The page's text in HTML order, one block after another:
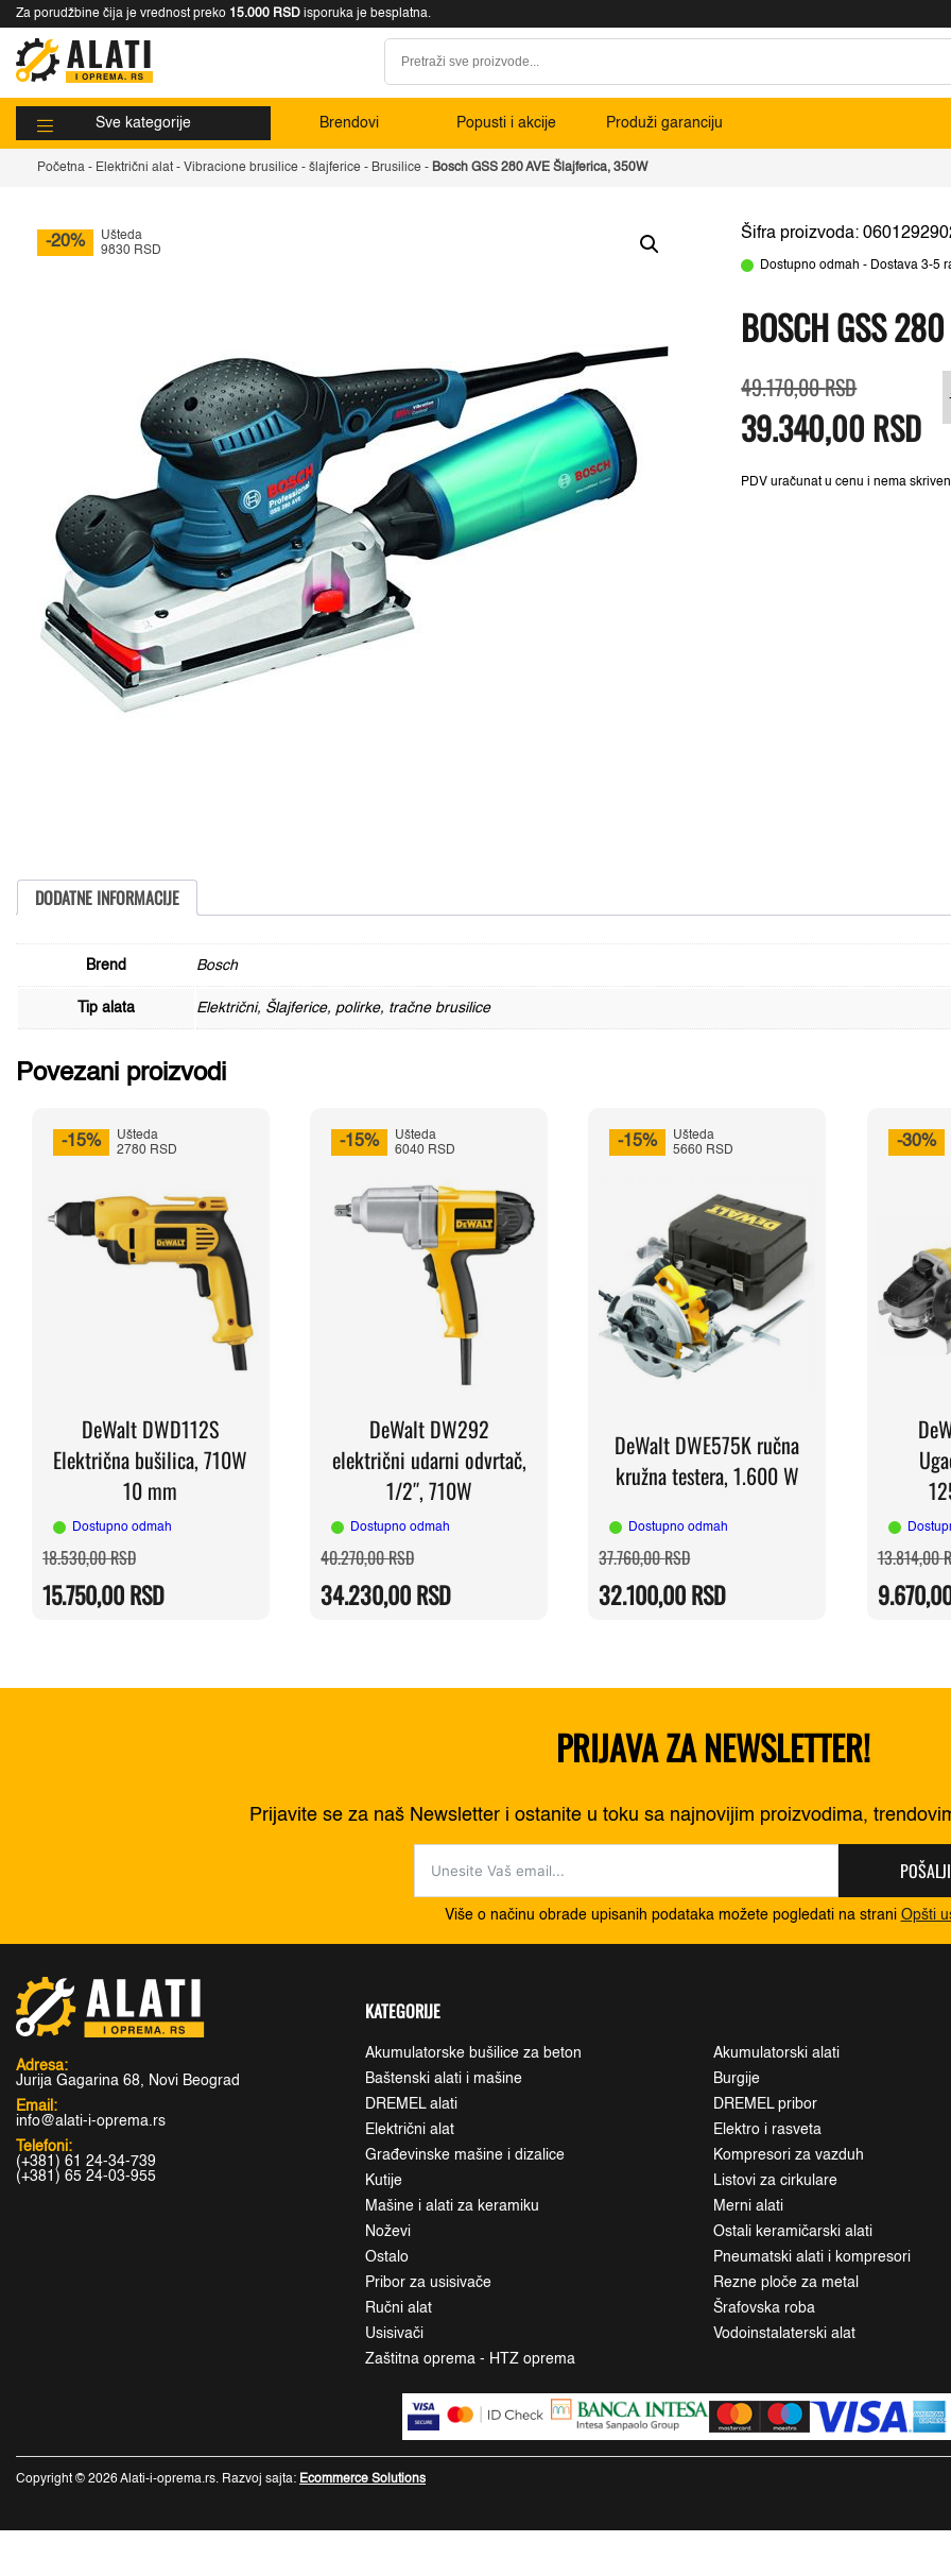
Za porudžbine čija je vrednost preko 15.000 RSD isporuka je besplatna.
Sve kategorije Brendovi Popusti i akcije Produži garanciju
Početna - Električni alat - Vibracione brusilice - šlajferice - Brusilice - Bosch GSS 280 AVE Šlajferica, 350W
-20%
Ušteda
9830 RSD
Šifra proizvoda:
Dostupno odmah - Dostava 3-5
BOSCH GSS
49.170,00RSDcena
je
bila:
49.170,00
39.340,00 RSD
cena
je:
39.340,00
PDV uračunat u cenu i nema
DODATNE INFORMACIJE
Brend Bosch
Tip alata Električni, Šlajferice, polirke, tračne brusilice
Povezani proizvodi
-15%
Ušteda
2780 RSD
DeWalt DWD112S
Električna bušilica, 710W
10 mm
Dostupno odmah
18.530,00RSDOriginalna
cena
bila:
18.530,00 RSD.
15.750,00RSD
Trenutna
cena
15.750,00 RSD.
-15%
Ušteda
6040 RSD
DeWalt DW292
električni udarni odvrtač,
1/2″, 710W
Dostupno odmah
40.270,00RSDOriginalna
cena
bila:
40.270,00 RSD.
34.230,00RSD
Trenutna
cena
34.230,00 RSD.
-15%
Ušteda
5660 RSD
DeWalt DWE575K ručna
kružna testera, 1.600 W
Dostupno odmah
37.760,00RSDOriginalna
cena
bila:
37.760,00 RSD.
32.100,00RSD
Trenutna
cena
32.100,00 RSD.
-30%
13.814,00
PRIJAVA ZA NEWSLETTER!
Prijavite se za naš Newsletter i ostanite u toku sa najnovijim proizvodima,
POŠALJI
Više o načinu obrade upisanih podataka možete pogledati na strani Opšti
Adresa:
Jurija Gagarina 68, Novi Beograd
Email:
info@alati-i-oprema.rs
Telefoni:
(+381) 61 24-34-739
(+381) 65 24-03-955
KATEGORIJE
Akumulatorske bušilice za beton
Akumulatorski alati
Baštenski alati i mašine
Burgije
DREMEL alati
DREMEL pribor
Električni alat
Elektro i rasveta
Građevinske mašine i dizalice
Kompresori za vazduh
Kutije
Listovi za cirkulare
Mašine i alati za keramiku
Merni alati
Noževi
Ostali keramičarski alati
Ostalo
Pneumatski alati i kompresori
Pribor za usisivače
Rezne ploče za metal
Ručni alat
Šrafovska roba
Usisivači
Vodoinstalaterski alat
Zaštitna oprema - HTZ oprema
Copyright © 2026 Alati-i-oprema.rs. Razvoj sajta: Ecommerce Solutions